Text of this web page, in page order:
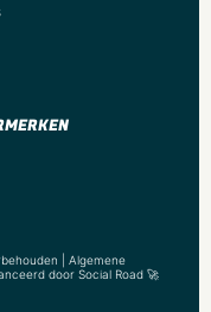
| Algemene
door Social Road 🚀